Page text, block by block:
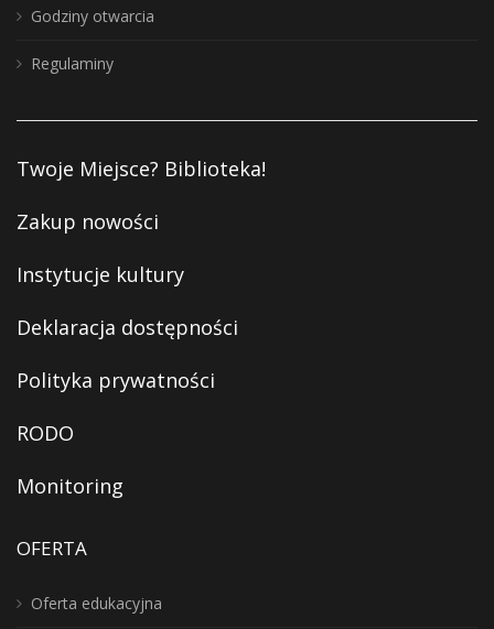
Godziny otwarcia
Regulaminy
Twoje Miejsce? Biblioteka!
Zakup nowości
Instytucje kultury
Deklaracja dostępności
Polityka prywatności
RODO
Monitoring
OFERTA
Oferta edukacyjna